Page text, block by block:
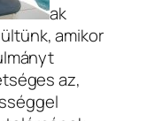
ak
amikor
az,